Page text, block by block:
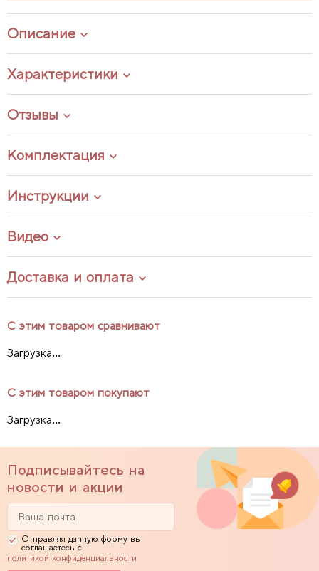
Описание
Характеристики
Отзывы
Комплектация
Инструкции
Видео
Доставка и оплата
С этим товаром сравнивают
Загрузка...
С этим товаром покупают
Загрузка...
Подписывайтесь на
новости и акции
Отправляя данную форму вы
соглашаетесь с
политикой конфиденциальности